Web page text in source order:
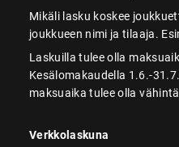
Mikäli lasku koskee
joukkueen nimi ja tilaaja.
Laskuilla tulee olla
Kesälomakaudella 1.6.-
maksuaika tulee olla
Verkkolaskuna